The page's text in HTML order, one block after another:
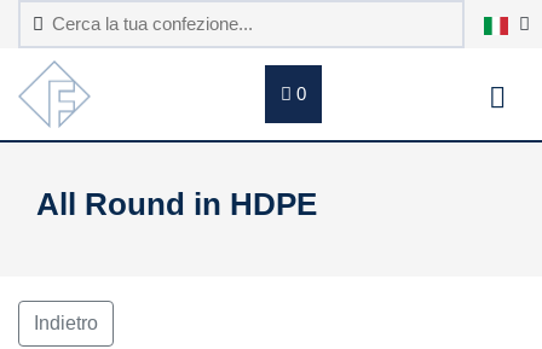
0
All Round in HDPE
Indietro